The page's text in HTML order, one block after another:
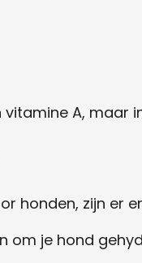
A, maar
honden, zijn er
om je hond